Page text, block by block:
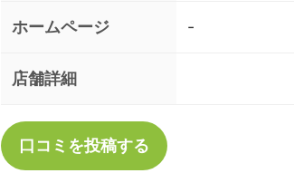
ホームページ -
店舗詳細
口コミを投稿する